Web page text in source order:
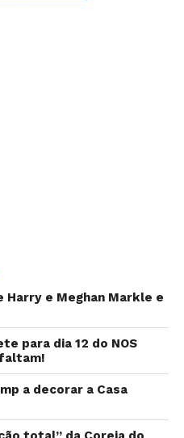
Springsteen e
o
republicano, pois
ou desconfortáveis
era visível nas suas
e Meghan Markle e
para dia 12 do NOS
a decorar a Casa